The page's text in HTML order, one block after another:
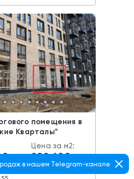
помещения в
Кварталы"
Цена за м2:
282 608
комплекс Рублёвский
в нашем Telegram-канале